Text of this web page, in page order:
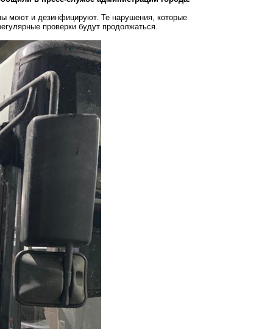
моют и дезинфицируют. Те нарушения, которые
проверки будут продолжаться.